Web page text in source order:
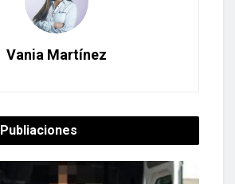
Vania Martínez
Publiaciones